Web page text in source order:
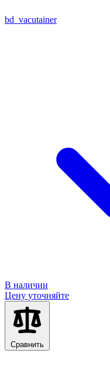
bd_vacutainer
В наличии
Цену уточняйте
Сравнить